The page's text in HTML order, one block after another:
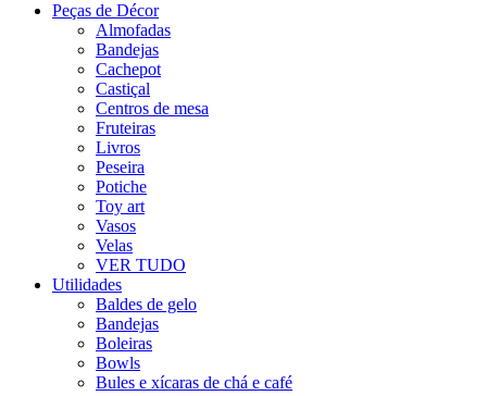
Peças de Décor
Almofadas
Bandejas
Cachepot
Castiçal
Centros de mesa
Fruteiras
Livros
Peseira
Potiche
Toy art
Vasos
Velas
VER TUDO
Utilidades
Baldes de gelo
Bandejas
Boleiras
Bowls
Bules e xícaras de chá e café